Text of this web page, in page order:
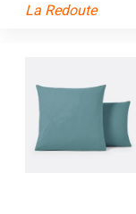
La Redoute